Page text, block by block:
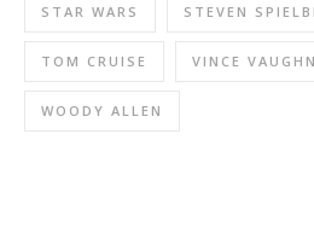
STAR WARS STEVEN
TOM CRUISE VINCE VAUGHN
WOODY ALLEN